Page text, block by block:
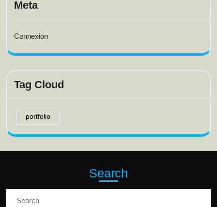
Meta
Connexion
Tag Cloud
portfolio
Search